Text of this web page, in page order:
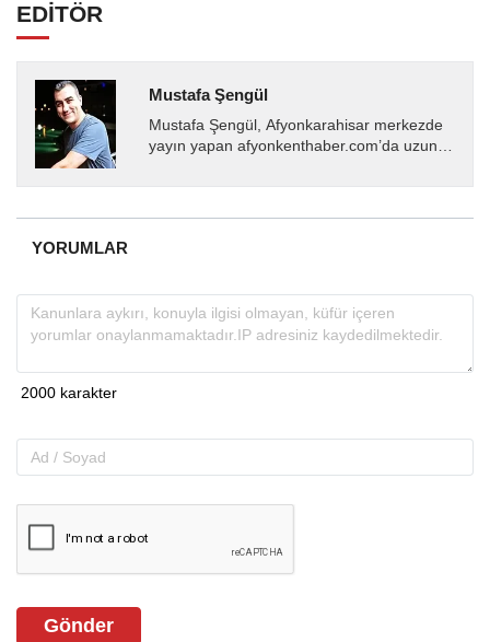
EDİTÖR
Mustafa Şengül
Mustafa Şengül, Afyonkarahisar merkezde
yayın yapan afyonkenthaber.com’da uzun
almakta, haber akışı...
YORUMLAR
Gönder